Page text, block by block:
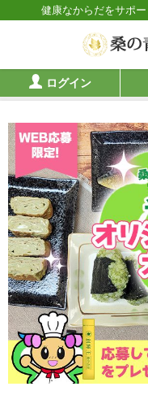
健康なからだをサポー
ログイン